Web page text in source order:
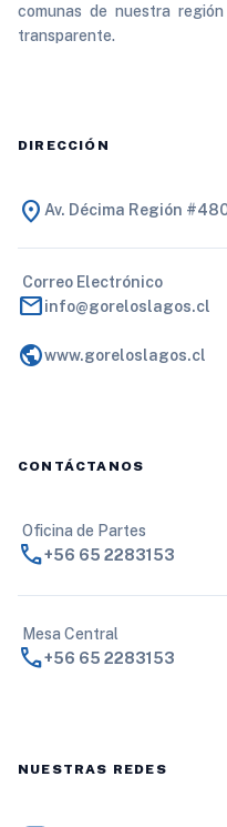
comunas de nuestra
transparente.
DIRECCIÓN
location_on Av. Décima Región
Correo Electrónico
mailinfo@goreloslagos.cl
publicwww.goreloslagos.cl
CONTÁCTANOS
Oficina de Partes
call+56 65 2283153
Mesa Central
call+56 65 2283153
NUESTRAS REDES